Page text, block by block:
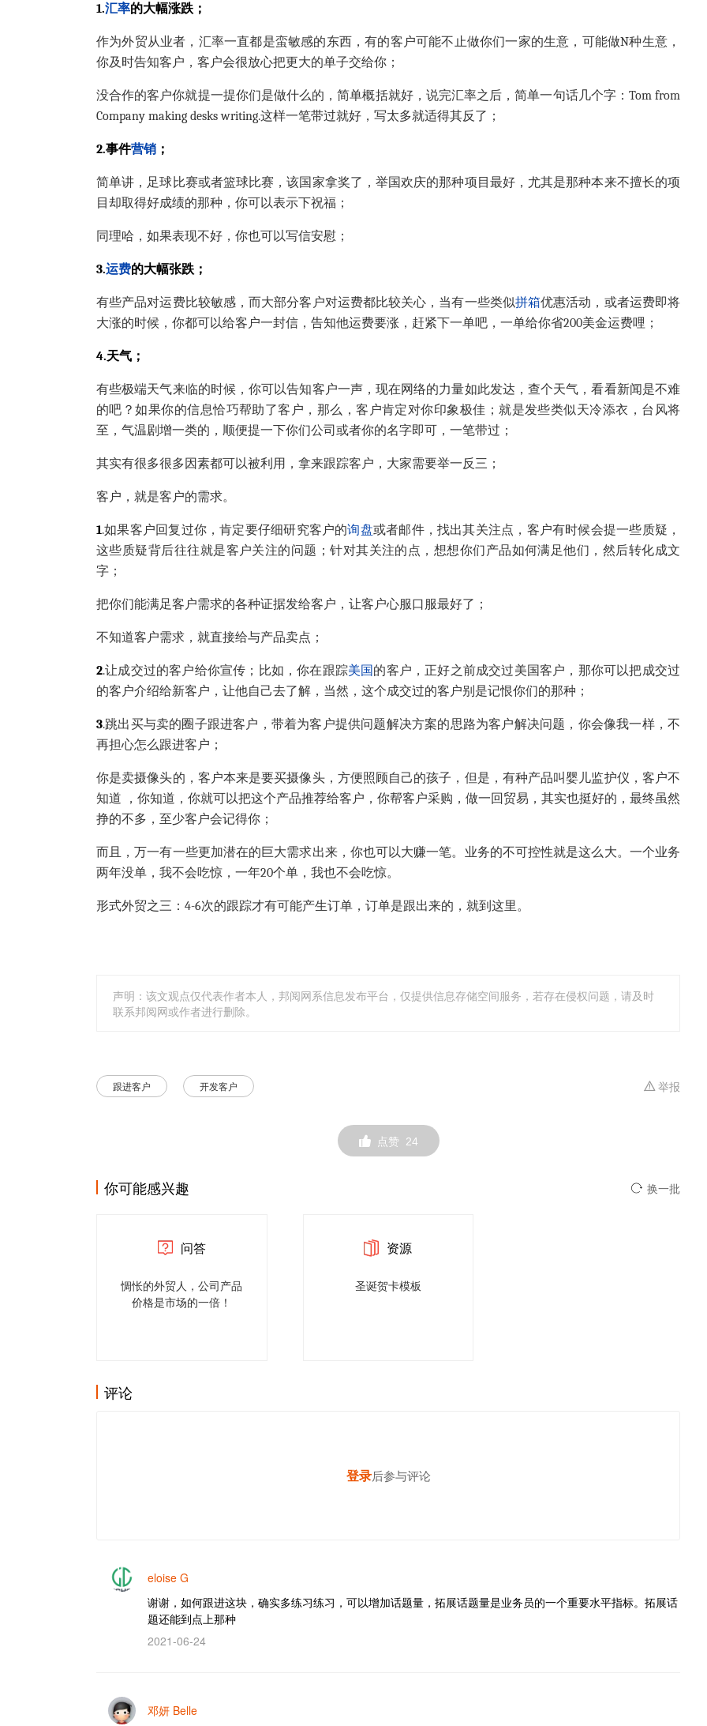
1.汇率的大幅涨跌；
作为外贸从业者，汇率一直都是蛮敏感的东西，有的客户可能不止做你们一家的生意，可能做N种生意，
你及时告知客户，客户会很放心把更大的单子交给你；
没合作的客户你就提一提你们是做什么的，简单概括就好，说完汇率之后，简单一句话几个字：Tom from
Company making desks writing.这样一笔带过就好，写太多就适得其反了；
2.事件营销 ；
简单讲，足球比赛或者篮球比赛，该国家拿奖了，举国欢庆的那种项目最好，尤其是那种本来不擅长的项
目却取得好成绩的那种，你可以表示下祝福；
同理哈，如果表现不好，你也可以写信安慰；
3.运费的大幅张跌；
有些产品对运费比较敏感，而大部分客户对运费都比较关心，当有一些类似拼箱优惠活动，或者运费即将
大涨的时候，你都可以给客户一封信，告知他运费要涨，赶紧下一单吧，一单给你省200美金运费哩；
4.天气；
有些极端天气来临的时候，你可以告知客户一声，现在网络的力量如此发达，查个天气，看看新闻是不难
的吧？如果你的信息恰巧帮助了客户，那么，客户肯定对你印象极佳；就是发些类似天冷添衣，台风将
至，气温剧增一类的，顺便提一下你们公司或者你的名字即可，一笔带过；
其实有很多很多因素都可以被利用，拿来跟踪客户，大家需要举一反三；
客户，就是客户的需求。
1.如果客户回复过你，肯定要仔细研究客户的询盘或者邮件，找出其关注点，客户有时候会提一些质疑，
这些质疑背后往往就是客户关注的问题；针对其关注的点，想想你们产品如何满足他们，然后转化成文
字；
把你们能满足客户需求的各种证据发给客户，让客户心服口服最好了；
不知道客户需求，就直接给与产品卖点；
2.让成交过的客户给你宣传；比如，你在跟踪美国 的客户，正好之前成交过美国客户，那你可以把成交过
的客户介绍给新客户，让他自己去了解，当然，这个成交过的客户别是记恨你们的那种；
3.跳出买与卖的圈子跟进客户，带着为客户提供问题解决方案的思路为客户解决问题，你会像我一样，不
再担心怎么跟进客户；
你是卖摄像头的，客户本来是要买摄像头，方便照顾自己的孩子，但是，有种产品叫婴儿监护仪，客户不
知道 ，你知道，你就可以把这个产品推荐给客户，你帮客户采购，做一回贸易，其实也挺好的，最终虽然
挣的不多，至少客户会记得你；
而且，万一有一些更加潜在的巨大需求出来，你也可以大赚一笔。业务的不可控性就是这么大。一个业务
两年没单，我不会吃惊，一年20个单，我也不会吃惊。
形式外贸之三：4-6次的跟踪才有可能产生订单，订单是跟出来的，就到这里。
声明：该文观点仅代表作者本人，邦阅网系信息发布平台，仅提供信息存储空间服务，若存在侵权问题，请及时
联系邦阅网或作者进行删除。
跟进客户 开发客户 举报
点赞 24
你可能感兴趣 换一批
问答
惆怅的外贸人，公司产品
价格是市场的一倍！
资源
圣诞贺卡模板
评论
登录后参与评论
eloise G
谢谢，如何跟进这块，确实多练习练习，可以增加话题量，拓展话题量是业务员的一个重要水平指标。拓展话
题还能到点上那种
2021-06-24
邓妍 Belle